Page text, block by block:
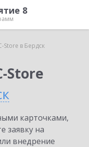
8
Store в Бердск
Store
карточками,
заявку на
внедрение